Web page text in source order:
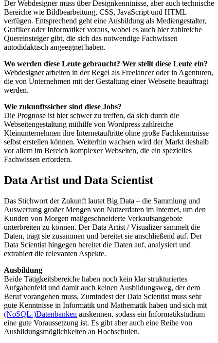
Der Webdesigner muss über Designkenntnisse, aber auch technische
Bereiche wie Bildbearbeitung, CSS, JavaScript und HTML
verfügen. Entsprechend geht eine Ausbildung als Mediengestalter,
Grafiker oder Informatiker voraus, wobei es auch hier zahlreiche
Quereinsteiger gibt, die sich das notwendige Fachwissen
autodidaktisch angeeignet haben.
Wo werden diese Leute gebraucht? Wer stellt diese Leute ein?
Webdesigner arbeiten in der Regel als Freelancer oder in Agenturen,
die von Unternehmen mit der Gestaltung einer Webseite beauftragt
werden.
Wie zukunftssicher sind diese Jobs?
Die Prognose ist hier schwer zu treffen, da sich durch die
Webseitengestaltung mithilfe von Wordpress zahlreiche
Kleinunternehmen ihre Internetauftritte ohne große Fachkenntnisse
selbst erstellen können. Weiterhin wachsen wird der Markt deshalb
vor allem im Bereich komplexer Webseiten, die ein spezielles
Fachwissen erfordern.
Data Artist und Data Scientist
Das Stichwort der Zukunft lautet Big Data – die Sammlung und
Auswertung großer Mengen von Nutzerdaten im Internet, um den
Kunden von Morgen maßgeschneiderte Verkaufsangebote
unterbreiten zu können. Der Data Artist / Visualizer sammelt die
Daten, trägt sie zusammen und bereitet sie anschließend auf. Der
Data Scientist hingegen bereitet die Daten auf, analysiert und
extrahiert die relevanten Aspekte.
Ausbildung
Beide Tätigkeitsbereiche haben noch kein klar strukturiertes
Aufgabenfeld und damit auch keinen Ausbildungsweg, der dem
Beruf vorangehen muss. Zumindest der Data Scientist muss sehr
gute Kenntnisse in Informatik und Mathematik haben und sich mit
(NoSQL-)Datenbanken auskennen, sodass ein Informatikstudium
eine gute Voraussetzung ist. Es gibt aber auch eine Reihe von
Ausbildungsmöglichkeiten an Hochschulen.